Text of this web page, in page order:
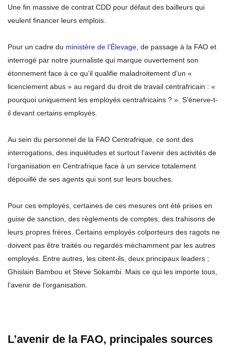
Une fin massive de contrat CDD pour défaut des bailleurs qui
veulent financer leurs emplois.
Pour un cadre du ministère de l’Élevage, de passage à la FAO et
interrogé par notre journaliste qui marque ouvertement son
étonnement face à ce qu’il qualifie maladroitement d’un «
licenciement abus » au regard du droit de travail centrafricain : «
pourquoi uniquement les employés centrafricains ? ». S’énerve-t-
il devant certains employés.
Au sein du personnel de la FAO Centrafrique, ce sont des
interrogations, des inquiétudes et surtout l’avenir des activités de
l’organisation en Centrafrique face à un service totalement
dépouillé de ses agents qui sont sur leurs bouches.
Pour ces employés, certaines de ces mesures ont été prises en
guise de sanction, des règlements de comptes, des trahisons de
leurs propres frères. Certains employés colporteurs des ragots ne
doivent pas être traités ou regardés méchamment par les autres
employés. Entre autres, les citent-ils, deux principaux leaders ;
Ghislain Bambou et Steve Sokambi. Mais ce qui les importe tous,
l’avenir de l’organisation.
L’avenir de la FAO, principales sources